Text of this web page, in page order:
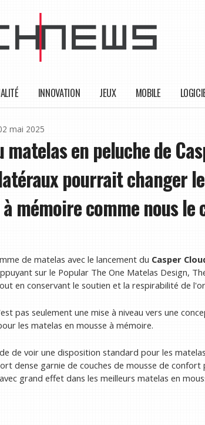
INNOVATION JEUX MOBILE
mai 2025
matelas en peluche de
pourrait changer
mémoire comme nous le
de matelas avec le lancement du Casper
sur le Popular The One Matelas Design,
en conservant le soutien et la respirabilité de
pas seulement une mise à niveau vers une
les matelas en mousse à mémoire.
de voir une disposition standard pour les
dense garnie de couches de mousse de
grand effet dans les meilleurs matelas en